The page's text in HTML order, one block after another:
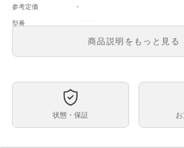
参考定価 -
型番
メンズ
文字盤 黒
約40mm
最大約18.5cm※トケマー管理部
カー等にご依頼ください。
商品説明をもっと見る
状態・保証